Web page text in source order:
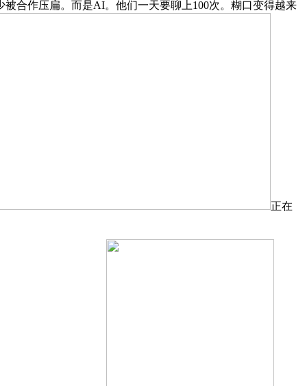
合作压扁。而是AI。他们一天要聊上100次。糊口变得越来
正在